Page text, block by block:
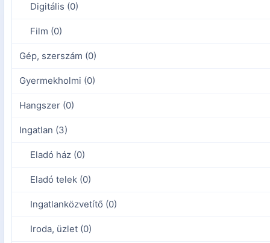
Digitális (0)
Film (0)
Gép, szerszám (0)
Gyermekholmi (0)
Hangszer (0)
Ingatlan (3)
Eladó ház (0)
Eladó telek (0)
Ingatlanközvetítő (0)
Iroda, üzlet (0)